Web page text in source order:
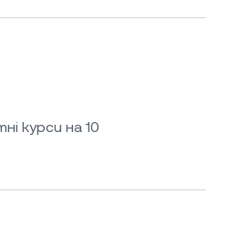
курси на 10